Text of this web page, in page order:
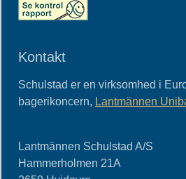
Kontakt
Schulstad er en virksomhed i
bagerikoncern, Lantmännen
Lantmännen Schulstad A/S
Hammerholmen 21A